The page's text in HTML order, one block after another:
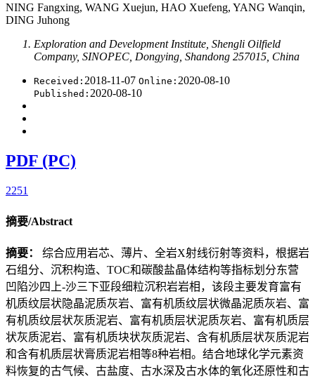
NING Fangxing, WANG Xuejun, HAO Xuefeng, YANG Wanqin,
DING Juhong
Exploration and Development Institute, Shengli Oilfield
Company, SINOPEC, Dongying, Shandong 257015, China
Received: 2018-11-07 Online: 2020-08-10
Published: 2020-08-10
PDF (PC)
2251
摘要/Abstract
摘要： 综合应用岩芯、薄片、全岩X射线衍射等资料，根据岩
石组分、沉积构造、TOC和碳酸盐晶体结构等指标划分东营
凹陷沙四上-沙三下亚段细粒沉积岩岩相，该段主要发育富有
机质纹层状隐晶泥质灰岩、富有机质纹层状微晶泥质灰岩、富
有机质纹层状灰质泥岩、富有机质层状泥质灰岩、富有机质层
状灰质泥岩、富有机质块状灰质泥岩、含有机质层状灰质泥岩
和含有机质层状膏质泥岩相等8种岩相。结合地球化学元素资
料恢复的古气候、古盐度、古水深及古水体的氧化还原性和古